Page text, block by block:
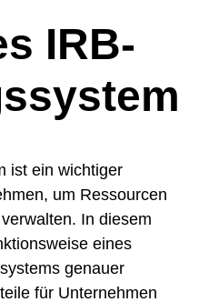
IRB-
ist ein wichtiger
um Ressourcen
In diesem
eines
genauer
für Unternehmen